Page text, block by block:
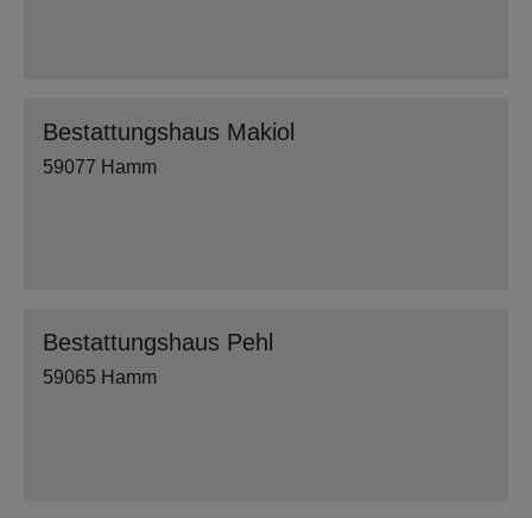
Bestattungshaus Makiol
59077 Hamm
Bestattungshaus Pehl
59065 Hamm